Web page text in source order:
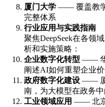
厦门大学 —— 覆盖教
完整体系
行业应用与实践指南
聚焦DeepSeek在各领
析和实施策略：
企业数字化转型 —— 华
阐述AI如何重塑企业
政府数字化建设 —— 厦
南，为大模型在政务
工业领域应用 —— 北京